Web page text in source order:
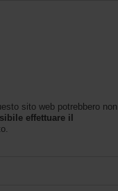
sito web potrebbero non
effettuare il